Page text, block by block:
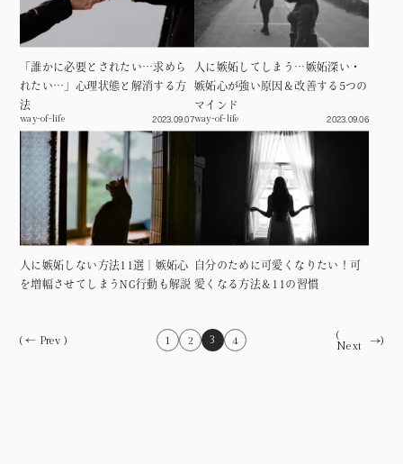
「誰かに必要とされたい…求めら
れたい…」心理状態と解消する方
法
人に嫉妬してしまう…嫉妬深い・
嫉妬心が強い原因＆改善する5つの
マインド
way-of-life
2023.09.07
人に嫉妬しない方法11選｜嫉妬心
を増幅させてしまうNG行動も解説
way-of-life 2023.09.06
自分のために可愛くなりたい！可
愛くなる方法＆11の習慣
( 1 2 3 4
(
Next